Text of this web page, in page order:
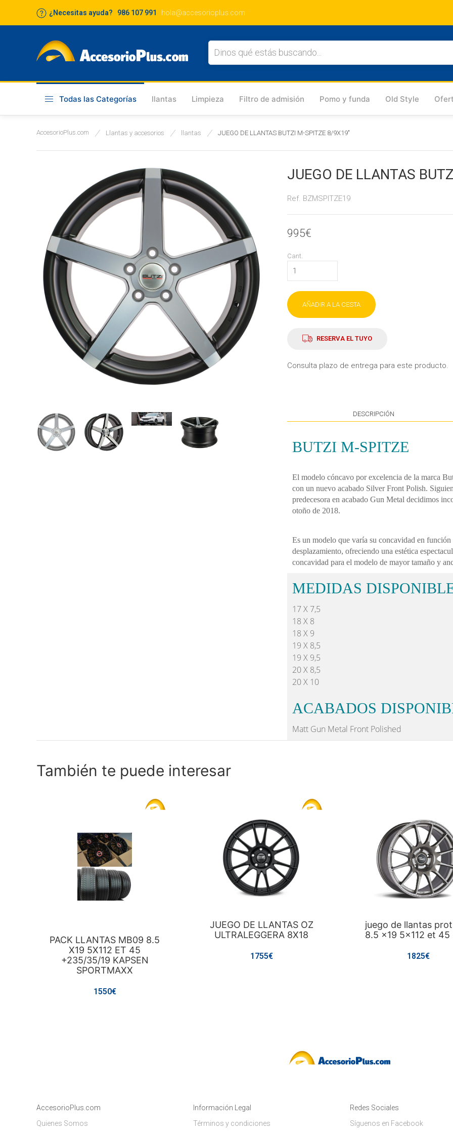
¿Necesitas ayuda? 986 107 991 hola@accesorioplus.com
Todas las Categorías llantas Limpieza Filtro de admisión Pomo y funda Old Style
AccesorioPlus.com Llantas y accesorios llantas JUEGO DE LLANTAS BUTZI M-SPITZE 8/9X19"
JUEGO DE LLANTAS
Ref. BZMSPITZE19
995€
Cant.
AÑADIR A LA CESTA
RESERVA EL TUYO
Consulta plazo de entrega para este producto.
DESCRIPCIÓN
BUTZI M-SPITZE
El modelo cóncavo por excelencia de la marca
con un nuevo acabado Silver Front Polish.
predecesora en acabado Gun Metal decidimos
otoño de 2018.
Es un modelo que varía su concavidad en
desplazamiento, ofreciendo una estética
concavidad para el modelo de mayor tamaño y
MEDIDAS
17 X 7,5
18 X 8
18 X 9
19 X 8,5
19 X 9,5
20 X 8,5
20 X 10
ACABADOS
Matt Gun Metal Front Polished
También te puede interesar
PACK LLANTAS MB09 8.5
X19 5X112 ET 45
+235/35/19 KAPSEN
SPORTMAXX
1550€
JUEGO DE LLANTAS OZ
ULTRALEGGERA 8X18
1755€
juego de llantas
8.5 x19 5x112 et 45
1825€
AccesorioPlus.com
Quienes Somos
Información Legal
Términos y condiciones
Redes Sociales
Síguenos en Facebook